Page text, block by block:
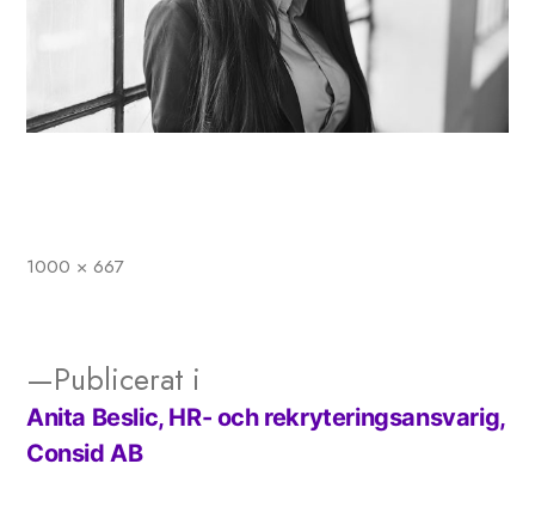
Full
1000 × 667
Inläggsnavigering
Publicerat i
Anita Beslic, HR- och rekryteringsansvarig,
Consid AB